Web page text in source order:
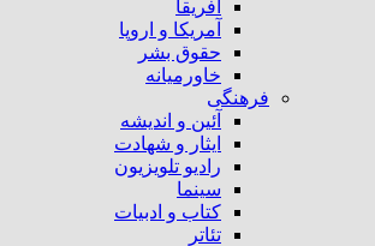
آفریقا
آمریکا و اروپا
حقوق بشر
خاورمیانه
فرهنگی
آئین و اندیشه
ایثار و شهادت
رادیو تلویزیون
سینما
کتاب و ادبیات
تئاتر